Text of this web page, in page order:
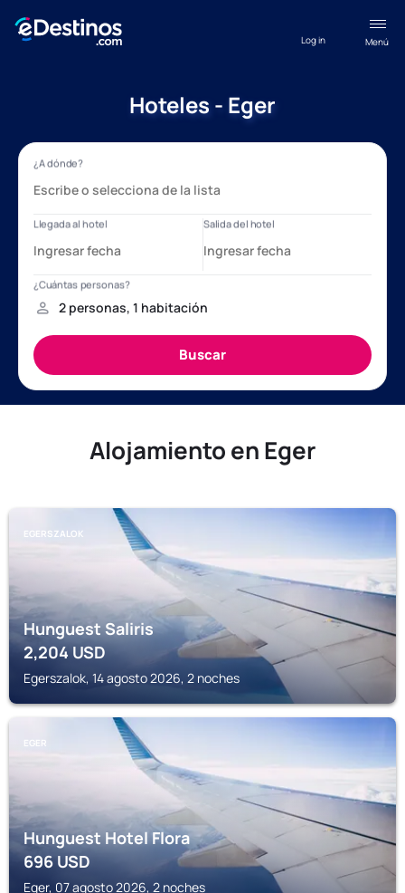
Menú
Log in
Hoteles - Eger
Alojamiento en Eger
EGERSZALOK
Hunguest Saliris
2,204 USD
Egerszalok, 14 agosto 2026, 2 noches
EGER
Hunguest Hotel Flora
696USD
Eger, 07 agosto 2026, 2 noches